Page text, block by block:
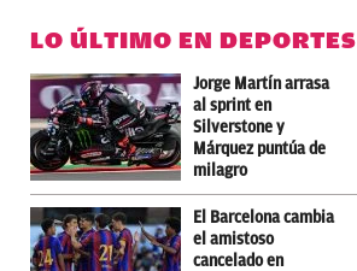
LO ÚLTIMO EN DEPORTES
Jorge Martín arrasa
al sprint en
Silverstone y
Márquez puntúa de
milagro
El Barcelona cambia
el amistoso
cancelado en